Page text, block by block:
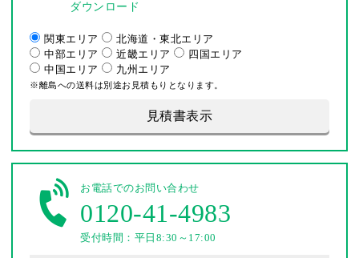
ダウンロード
関東エリア
北海道・東北エリア
中部エリア
近畿エリア
四国エリア
中国エリア
九州エリア
※離島への送料は別途お見積もりとなります。
見積書表示
お電話でのお問い合わせ
0120-41-4983
受付時間：平日8:30～17:00